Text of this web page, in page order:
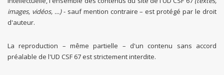
images, vidéos, …)- sauf mention contraire – est protégé par le droit
d'auteur.
La reproduction – même partielle – d'un contenu sans accord
préalable de l'UD CSF 67 est strictement interdite.